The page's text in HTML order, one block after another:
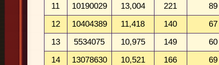
11
10190029 13,004 221
89
12
10404389 11,418 140
67
13
5534075 10,975 149
60
14
13078630 10,521 166
69